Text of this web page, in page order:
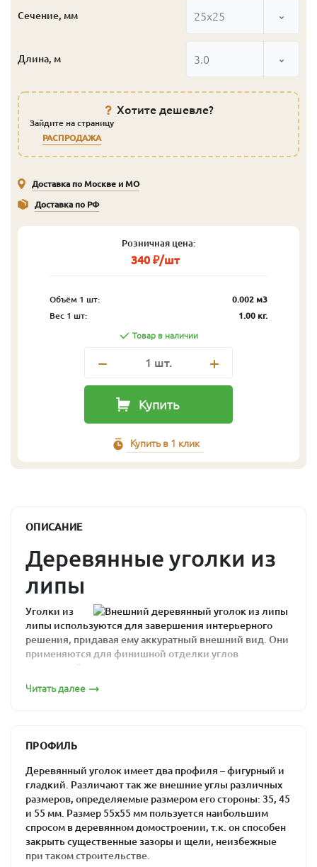
Сечение, мм 25x25
Длина, м 3.0
Хотите дешевле?
Зайдите на страницу
РАСПРОДАЖА
Доставка по Москве и МО
Доставка по РФ
Розничная цена:
340 ₽/шт
Объём 1 шт:
0.002 м3
Вес 1 шт:
1.00 кг.
Товар в наличии
1 шт.
Купить
Купить в 1 клик
ОПИСАНИЕ
Деревянные уголки из
липы
Уголки из
липы используются для завершения интерьерного
решения, придавая ему аккуратный внешний вид. Они
применяются для финишной отделки углов
помещений, дверных и оконных проемов, а также
закрывают места стыков различных материалов,
защищая их от преждевременной деформации.
хорошо сочетаются с другими деревянными
поверхностями. Они активно используются при
отделке бань и саун, позволяя не только создавать
самобытный стиль интерьера, но и обеспечивать
комфортные условия для полноценного отдыха.
Основные свойства
Читать далее
ПРОФИЛЬ
Деревянный уголок имеет два профиля – фигурный и
гладкий. Различают так же внешние углы различных
размеров, определяемые размером его стороны: 35, 45
и 55 мм. Размер 55х55 мм пользуется наибольшим
спросом в деревянном домостроении, т.к. он способен
закрыть существенные зазоры и щели, неизбежные
при таком строительстве.